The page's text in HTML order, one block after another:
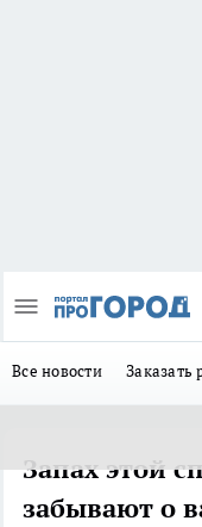
Все новости Заказать
Запах этой
забывают о